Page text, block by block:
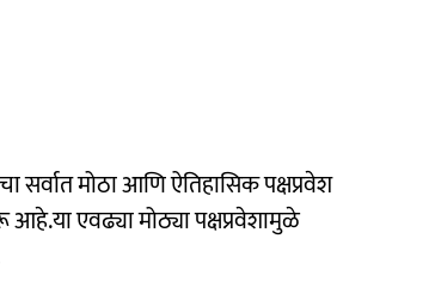
सर्वात मोठा आणि ऐतिहासिक पक्षप्रवेश
आहे.या एवढ्या मोठ्या पक्षप्रवेशामुळे